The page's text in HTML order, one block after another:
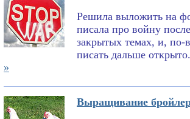
Решила выложить на
писала про войну
закрытых темах, и, по-
писать дальше открыто.
»
Выращивание